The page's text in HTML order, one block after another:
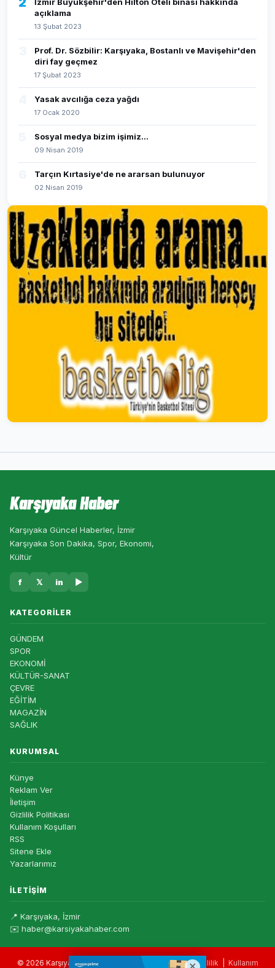
açıklama
13 Şubat 2023
Prof. Dr. Sözbilir: Karşıyaka, Bostanlı ve Mavişehir'den
diri fay geçmez
17 Şubat 2023
Yasak avcılığa ceza yağdı
17 Ocak 2020
Sosyal medya bizim işimiz...
09 Nisan 2019
Tarçın Kırtasiye'de ne ararsan bulunuyor
02 Nisan 2019
Karşıyaka Haber
Karşıyaka Güncel Haberler, İzmir
Karşıyaka Son Dakika, Spor, Ekonomi,
Kültür
f 𝕏 in ▶
KATEGORILER
GÜNDEM
SPOR
EKONOMİ
KÜLTÜR-SANAT
ÇEVRE
EĞİTİM
MAGAZİN
SAĞLIK
KURUMSAL
Künye
Reklam Ver
İletişim
Gizlilik Politikası
Kullanım Koşulları
RSS
Sitene Ekle
Yazarlarımız
İLETIŞIM
📍 Karşıyaka, İzmir
✉️ haber@karsiyakahaber.com
© 2026 Karşıyaka Haber — Tüm hakları saklıdır. |Gizlilik Kullanım